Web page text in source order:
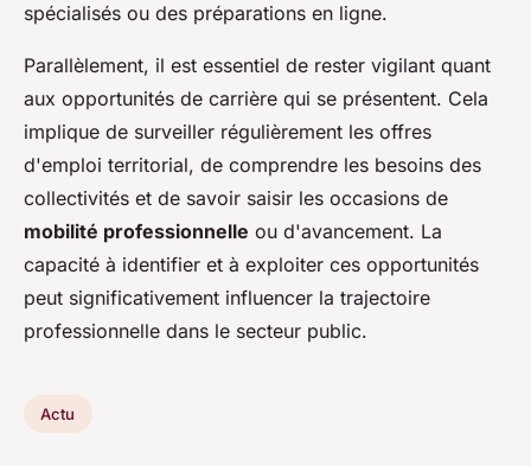
spécialisés ou des préparations en ligne.
Parallèlement, il est essentiel de rester vigilant quant
aux opportunités de carrière qui se présentent. Cela
implique de surveiller régulièrement les offres
d'emploi territorial, de comprendre les besoins des
collectivités et de savoir saisir les occasions de
mobilité professionnelle ou d'avancement. La
capacité à identifier et à exploiter ces opportunités
peut significativement influencer la trajectoire
professionnelle dans le secteur public.
Actu